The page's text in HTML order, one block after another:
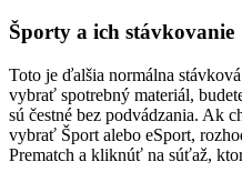
Športy a ich stávkovanie
Toto je ďalšia normálna
vybrať spotrebný materiál,
sú čestné bez podvádzania. Ak
vybrať Šport alebo eSport,
Prematch a kliknúť na súťaž,